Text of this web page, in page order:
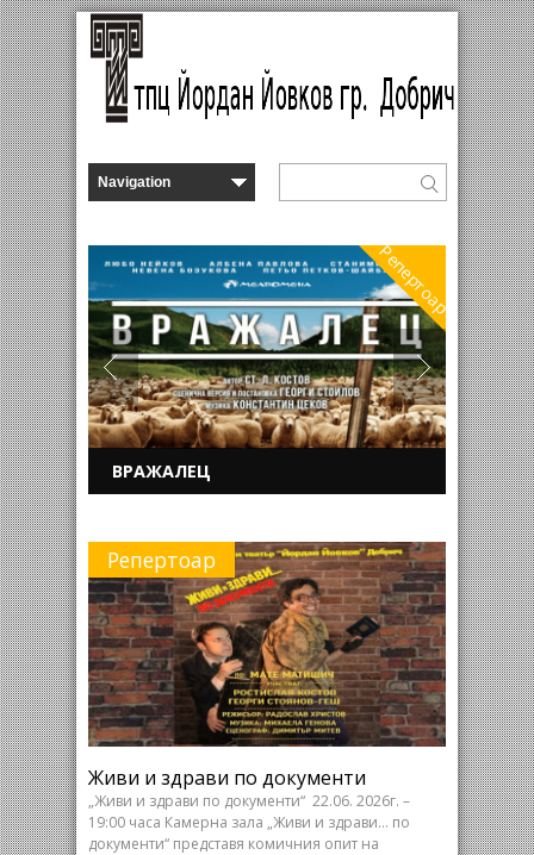
Репертоар
ВРАЖАЛЕЦ
Репертоар
Живи и здрави по документи
„Живи и здрави по документи“ 22.06. 2026г. –
19:00 часа Камерна зала „Живи и здрави… по
документи“ представя комичния опит на